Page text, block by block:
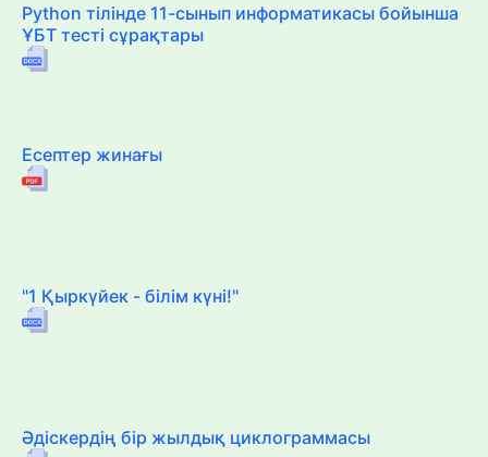
Python тілінде 11-сынып информатикасы бойынша
ҰБТ тесті сұрақтары
Есептер жинағы
"1 Қыркүйек - білім күні!"
Әдіскердің бір жылдық циклограммасы